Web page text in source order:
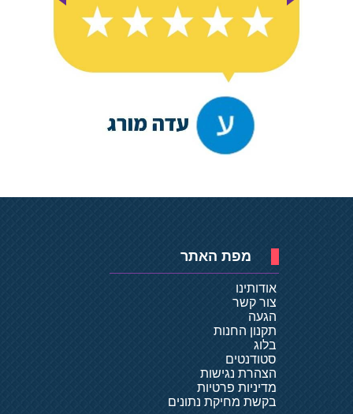
מפת האתר
אודותינו
צור קשר
הגעה
תקנון החנות
בלוג
סטודנטים
הצהרת נגישות
מדיניות פרטיות
בקשת מחיקת נתונים